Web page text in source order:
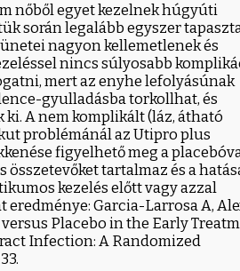
nőből egyet kezelnek húgyúti
során legalább egyszer
nagyon kellemetlenek és
nincs súlyosabb
mert az enyhe lefolyásúnak
gyulladásba torkollhat, és
A nem komplikált (láz, átható
problémánál az Utipro plus
figyelhető meg a
összetevőket tartalmaz és a
kezelés előtt vagy azzal
Garcia-Larrosa A,
Placebo in the Early
Infection: A Randomized